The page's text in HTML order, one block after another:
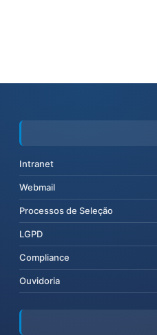
Intranet
Webmail
Processos de Seleção
LGPD
Compliance
Ouvidoria